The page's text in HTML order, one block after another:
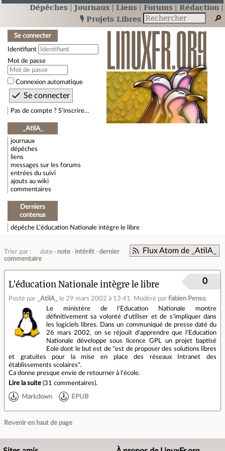
Dépêches Journaux Liens Forums
Rédaction
🎙️ Projets Libres
Se connecter
Identifiant
Mot de passe
Connexion automatique
Pas de compte ? S’inscrire…
_AtilA_
journaux
dépêches
liens
messages sur les forums
entrées du suivi
ajouts au wiki
commentaires
Derniers
contenus
dépêche L'éducation Nationale intègre le libre
Flux Atom de _AtilA_
Trier par : date note intérêt
dernier
commentaire
L'éducation Nationale intègre le libre
Posté par _AtilA_ le 29 mars 2002 à 13:41 . Modéré par Fabien Penso.
0
Le ministère de l'Education Nationale montre
définitivement sa volonté d'utiliser et de s'impliquer dans
les logiciels libres. Dans un communiqué de presse daté du
26 mars 2002, on se réjouit d'apprendre que l'Education
Nationale développe sous licence GPL un projet baptisé
Eole dont le but est de "est de proposer des solutions libres
et gratuites pour la mise en place des réseaux Intranet des
établissements scolaires".
Ca donne presque envie de retourner à l'école.
Lire la suite (31 commentaires).
Markdown EPUB
Revenir en haut de page